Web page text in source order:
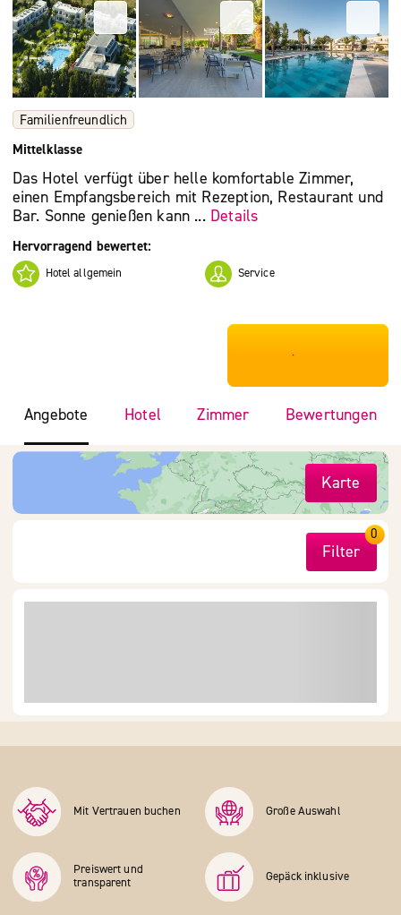
Familienfreundlich
Mittelklasse
Das Hotel verfügt über helle komfortable Zimmer,
einen Empfangsbereich mit Rezeption, Restaurant und
Bar. Sonne genießen kann ... Details
Hervorragend bewertet:
Hotel allgemein Service
***************
Angebote Hotel Zimmer Bewertungen
Karte
Filter
0
Mit Vertrauen buchen Große Auswahl
Preiswert und
transparent
Gepäck inklusive